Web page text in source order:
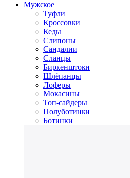
Мужское
Туфли
Кроссовки
Кеды
Слипоны
Сандалии
Сланцы
Биркенштоки
Шлёпанцы
Лоферы
Мокасины
Топ-сайдеры
Полуботинки
Ботинки